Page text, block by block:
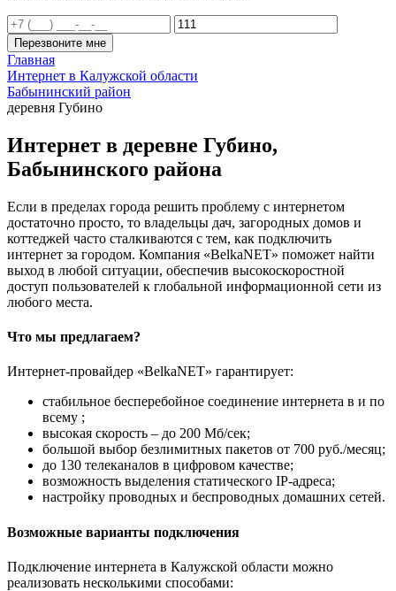
Перезвоните мне
Главная
Интернет в Калужской области
Бабынинский район
деревня Губино
Интернет в деревне Губино,
Бабынинского района
Если в пределах города решить проблему с интернетом
достаточно просто, то владельцы дач, загородных домов и
коттеджей часто сталкиваются с тем, как подключить
интернет за городом. Компания «BelkaNET» поможет найти
выход в любой ситуации, обеспечив высокоскоростной
доступ пользователей к глобальной информационной сети из
любого места.
Что мы предлагаем?
Интернет-провайдер «BelkaNET» гарантирует:
стабильное бесперебойное соединение интернета в и по
всему ;
высокая скорость – до 200 Мб/сек;
большой выбор безлимитных пакетов от 700 руб./месяц;
до 130 телеканалов в цифровом качестве;
возможность выделения статического IP-адреса;
настройку проводных и беспроводных домашних сетей.
Возможные варианты подключения
Подключение интернета в Калужской области можно
реализовать несколькими способами: